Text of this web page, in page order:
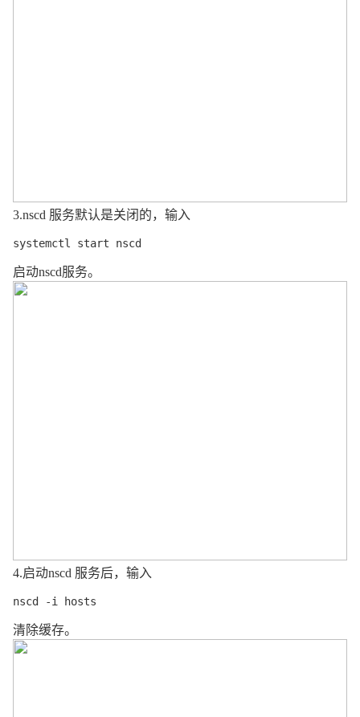
3.nscd 服务默认是关闭的， 输入
systemctl start nscd
启动nscd服务。
4.启动nscd 服务后， 输入
nscd -i hosts
清除缓存。